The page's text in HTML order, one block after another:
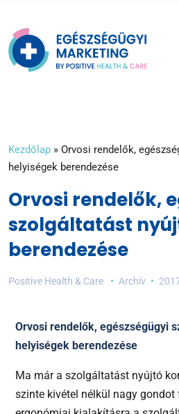
Kezdőlap » Orvosi rendelők,
helyiségek berendezése
Orvosi rendelők,
szolgáltatást
berendezése
Positive Health & Care Archív
Orvosi rendelők, egészségügyi
helyiségek berendezése
Ma már a szolgáltatást nyújtó
szinte kivétel nélkül nagy